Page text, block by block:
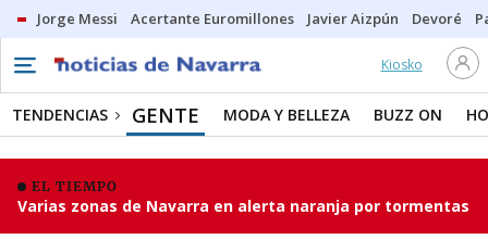
Jorge Messi Acertante Euromillones Javier Aizpún Devoré
Kiosko
TENDENCIAS GENTE MODA Y BELLEZA BUZZ ON
EL TIEMPO
Varias zonas de Navarra en alerta naranja por tormentas